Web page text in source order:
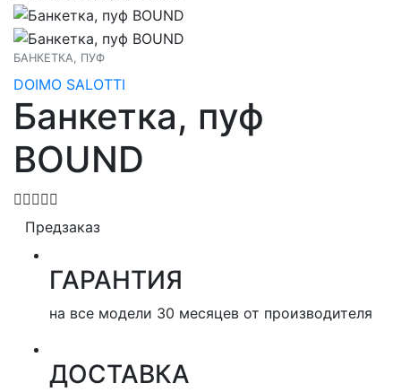
БАНКЕТКА, ПУФ
DOIMO SALOTTI
Банкетка, пуф
BOUND
Предзаказ
ГАРАНТИЯ
на все модели 30 месяцев от производителя
ДОСТАВКА